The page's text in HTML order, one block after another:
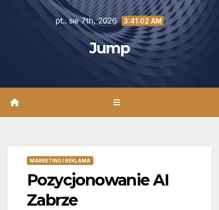
pt.. sie 7th, 2026 3:41:03 AM
Jump
MARKETING I REKLAMA
Pozycjonowanie AI
Zabrze